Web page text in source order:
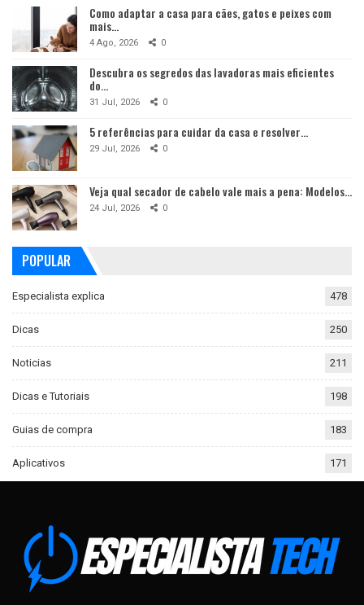
Como adaptar a casa para cães, gatos e peixes com
mais…
4 Ago, 2026 0
Descubra os segredos das lavadoras mais eficientes
do…
31 Jul, 2026 0
5 referências para cuidar da casa e resolver…
29 Jul, 2026 0
Veja qual secador de cabelo vale mais a pena: Modelos…
24 Jul, 2026 0
POPULAR
Especialista explica 478
Dicas 250
Noticias 211
Dicas e Tutoriais 198
Guias de compra 183
Aplicativos 171